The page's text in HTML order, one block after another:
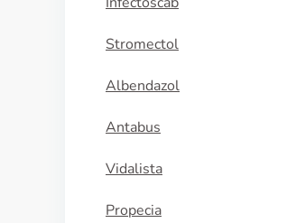
Stromectol
Albendazol
Antabus
Vidalista
Propecia